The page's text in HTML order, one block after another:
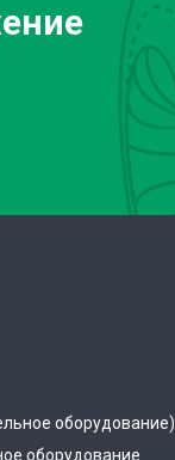
оборудование)
оборудование